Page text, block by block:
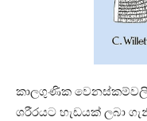
කාලගුණික
ශරීරයට හැඩයක් ලබා